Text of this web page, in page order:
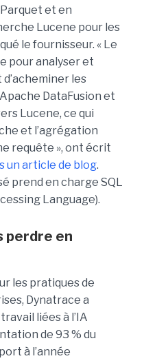
et en
Lucene pour les
le fournisseur. « Le
pour analyser et
les
DataFusion et
Lucene, ce qui
et l’agrégation
requête », ont écrit
un article de blog.
prend en charge SQL
Language).
perdre en
les pratiques de
Dynatrace a
liées à l’IA
de 93 % du
à l’année